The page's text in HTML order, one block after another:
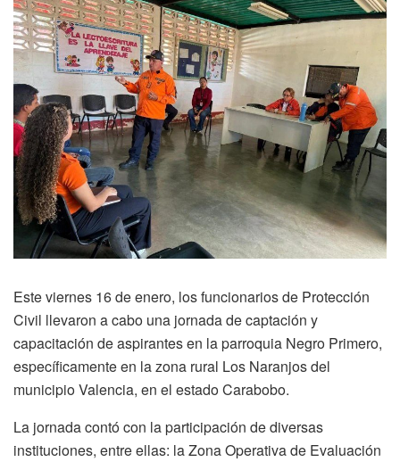
Este viernes 16 de enero, los funcionarios de Protección
Civil llevaron a cabo una jornada de captación y
capacitación de aspirantes en la parroquia Negro Primero,
específicamente en la zona rural Los Naranjos del
municipio Valencia, en el estado Carabobo.
La jornada contó con la participación de diversas
instituciones, entre ellas: la Zona Operativa de Evaluación